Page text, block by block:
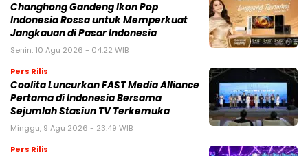
Changhong Gandeng Ikon Pop
Indonesia Rossa untuk Memperkuat
Jangkauan di Pasar Indonesia
Senin, 10 Agu 2026 - 04:22 WIB
Pers Rilis
Coolita Luncurkan FAST Media Alliance
Pertama di Indonesia Bersama
Sejumlah Stasiun TV Terkemuka
Minggu, 9 Agu 2026 - 23:49 WIB
Pers Rilis